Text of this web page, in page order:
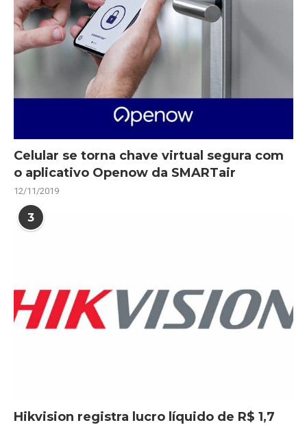
Celular se torna chave virtual segura com
o aplicativo Openow da SMARTair
12/11/2019
3
Hikvision registra lucro líquido de R$ 1,7